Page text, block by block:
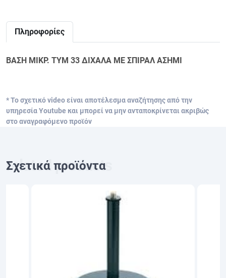
Πληροφορίες
ΒΑΣΗ ΜΙΚΡ. TYM 33 ΔΙΧΑΛΑ ΜΕ ΣΠΙΡΑΛ ΑΣΗΜΙ
* Το σχετικό video είναι αποτέλεσμα αναζήτησης από την
υπηρεσία Youtube και μπορεί να μην ανταποκρίνεται ακριβώς
στο αναγραφόμενο προϊόν
Σχετικά προϊόντα